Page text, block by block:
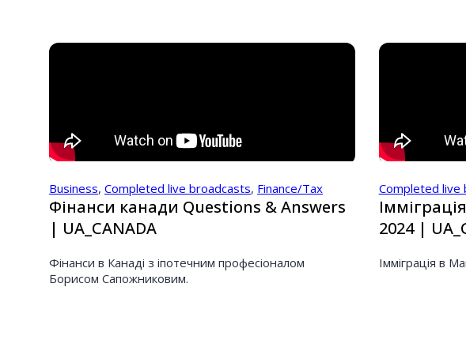
Business, Completed live broadcasts, Finance/Tax
Фінанси канади Questions & Answers
| UA_CANADA
Фінанси в Канаді з іпотечним професіоналом
Борисом Сапожниковим.
Completed live
2024 |
Імміграція в